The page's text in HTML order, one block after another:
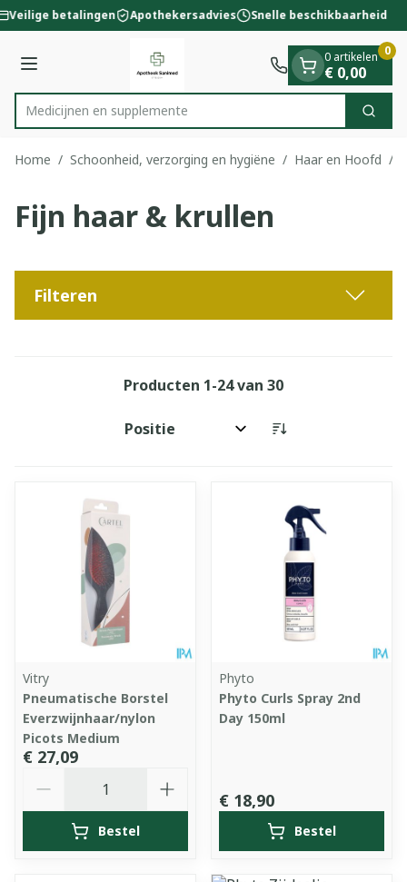
Ga naar de inhoud
1 van 1
Veilige betalingen Apothekersadvies Snelle beschikbaarheid
Menu
Product, merk, categorie...
Medicij Zoek
0 artikelen
€ 0,00
0
Home / Schoonheid, verzorging en hygiëne / Haar en Hoofd /
Fijn haar & krullen
Filteren
Producten 1-24van 30
Sorteer op:
Vitry
Pneumatische Borstel
Everzwijnhaar/nylon
Picots Medium
€ 27,09
Bestel
Phyto
Phyto Curls Spray 2nd
Day 150ml
€ 18,90
Bestel